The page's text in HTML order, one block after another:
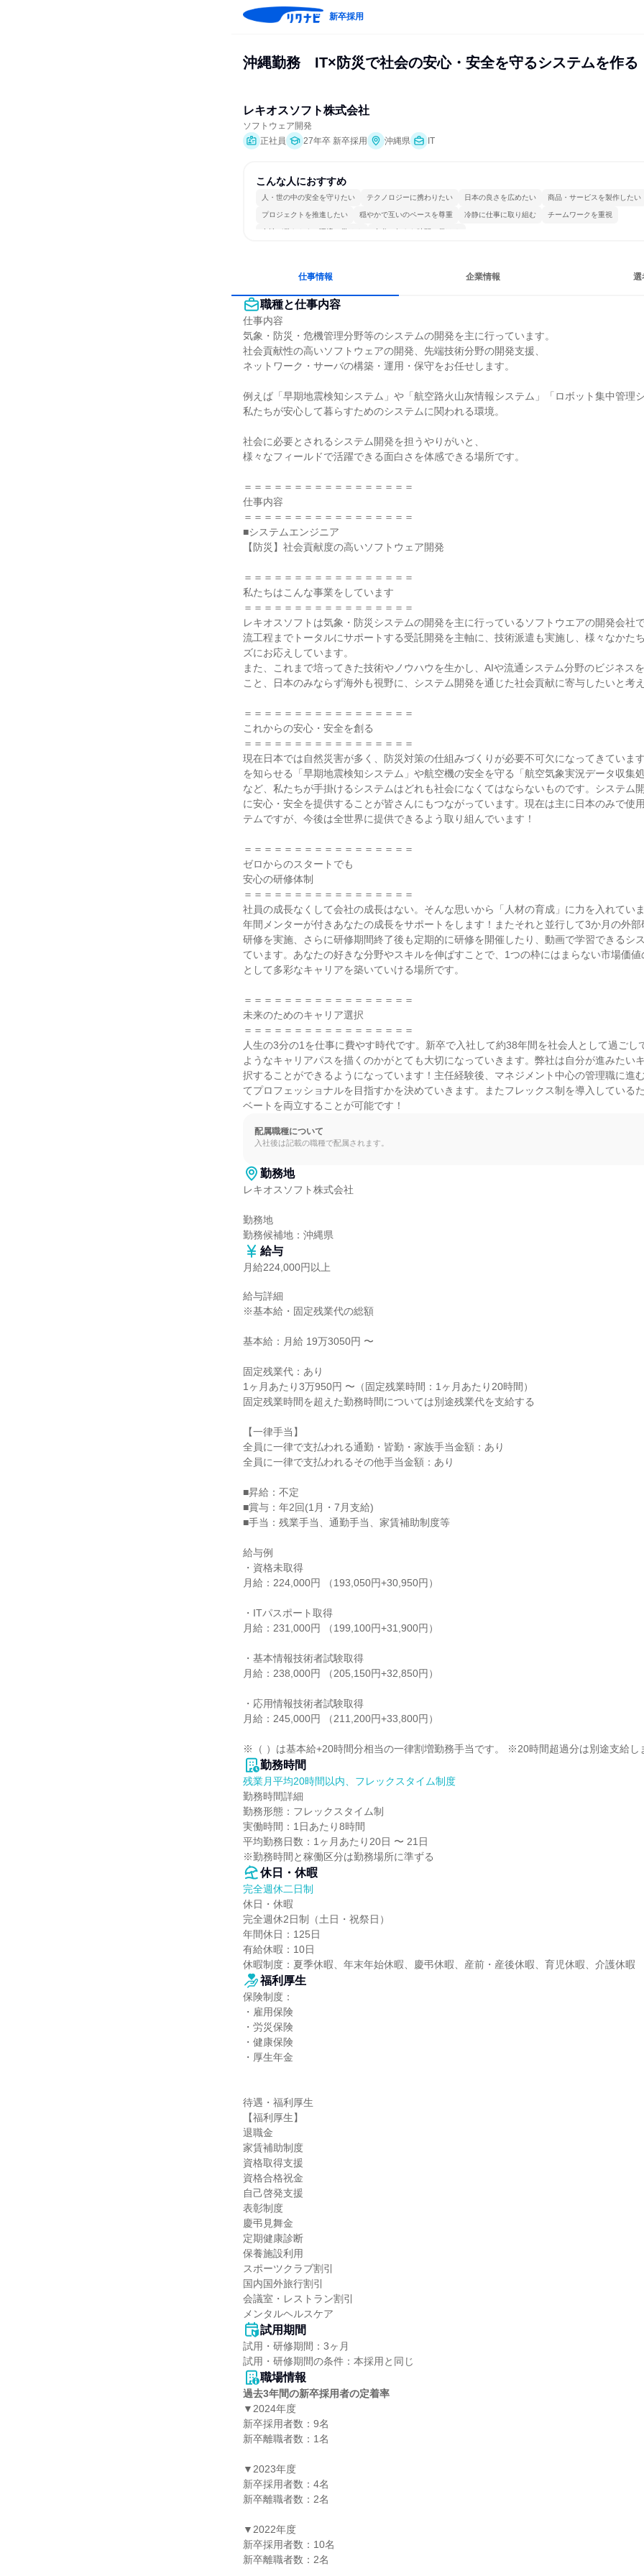
新卒採用
沖縄勤務　IT×防災で社会の安心・安全を守るシステムを作る
レキオスソフト株式会社
ソフトウェア開発
正社員
27年卒 新卒採用 沖縄県 IT
こんな人におすすめ
人・世の中の安全を守りたい テクノロジーに携わりたい 日本の良さを広めたい 商品・サービスを製作したい
プロジェクトを推進したい 穏やかで互いのペースを尊重 冷静に仕事に取り組む チームワークを重視
女性が働きやすい環境で働ける 自分の好きな時間で働ける
仕事情報 企業情報 選
職種と仕事内容
仕事内容
気象・防災・危機管理分野等のシステムの開発を主に行っています。
社会貢献性の高いソフトウェアの開発、先端技術分野の開発支援、
ネットワーク・サーバの構築・運用・保守をお任せします。
例えば「早期地震検知システム」や「航空路火山灰情報システム」「ロボット集中管理
私たちが安心して暮らすためのシステムに関われる環境。
社会に必要とされるシステム開発を担うやりがいと、
様々なフィールドで活躍できる面白さを体感できる場所です。
＝＝＝＝＝＝＝＝＝＝＝＝＝＝＝＝＝
仕事内容
＝＝＝＝＝＝＝＝＝＝＝＝＝＝＝＝＝
■システムエンジニア
【防災】社会貢献度の高いソフトウェア開発
＝＝＝＝＝＝＝＝＝＝＝＝＝＝＝＝＝
私たちはこんな事業をしています
＝＝＝＝＝＝＝＝＝＝＝＝＝＝＝＝＝
レキオスソフトは気象・防災システムの開発を主に行っているソフトウエアの開発会社
流工程までトータルにサポートする受託開発を主軸に、技術派遣も実施し、様々なかた
ズにお応えしています。
また、これまで培ってきた技術やノウハウを生かし、AIや流通システム分野のビジネス
こと、日本のみならず海外も視野に、システム開発を通じた社会貢献に寄与したいと考
＝＝＝＝＝＝＝＝＝＝＝＝＝＝＝＝＝
これからの安心・安全を創る
＝＝＝＝＝＝＝＝＝＝＝＝＝＝＝＝＝
現在日本では自然災害が多く、防災対策の仕組みづくりが必要不可欠になってきていま
を知らせる「早期地震検知システム」や航空機の安全を守る「航空気象実況データ収集
など、私たちが手掛けるシステムはどれも社会になくてはならないものです。システム
に安心・安全を提供することが皆さんにもつながっています。現在は主に日本のみで使
テムですが、今後は全世界に提供できるよう取り組んでいます！
＝＝＝＝＝＝＝＝＝＝＝＝＝＝＝＝＝
ゼロからのスタートでも
安心の研修体制
＝＝＝＝＝＝＝＝＝＝＝＝＝＝＝＝＝
社員の成長なくして会社の成長はない。そんな思いから「人材の育成」に力を入れてい
年間メンターが付きあなたの成長をサポートをします！またそれと並行して3か月の外
研修を実施、さらに研修期間終了後も定期的に研修を開催したり、動画で学習できるシ
ています。あなたの好きな分野やスキルを伸ばすことで、1つの枠にはまらない市場価
として多彩なキャリアを築いていける場所です。
＝＝＝＝＝＝＝＝＝＝＝＝＝＝＝＝＝
未来のためのキャリア選択
＝＝＝＝＝＝＝＝＝＝＝＝＝＝＝＝＝
人生の3分の1を仕事に費やす時代です。新卒で入社して約38年間を社会人として過ごし
ようなキャリアパスを描くのかがとても大切になっていきます。弊社は自分が進みたい
択することができるようになっています！主任経験後、マネジメント中心の管理職に進
てプロフェッショナルを目指すかを決めていきます。またフレックス制を導入している
ベートを両立することが可能です！
配属職種について
入社後は記載の職種で配属されます。
勤務地
レキオスソフト株式会社
勤務地
勤務候補地：沖縄県
給与
月給224,000円以上
給与詳細
※基本給・固定残業代の総額
基本給：月給 19万3050円 〜
固定残業代：あり
1ヶ月あたり3万950円 〜（固定残業時間：1ヶ月あたり20時間）
固定残業時間を超えた勤務時間については別途残業代を支給する
【一律手当】
全員に一律で支払われる通勤・皆勤・家族手当金額：あり
全員に一律で支払われるその他手当金額：あり
■昇給：不定
■賞与：年2回(1月・7月支給)
■手当：残業手当、通勤手当、家賃補助制度等
給与例
・資格未取得
月給：224,000円 （193,050円+30,950円）
・ITパスポート取得
月給：231,000円 （199,100円+31,900円）
・基本情報技術者試験取得
月給：238,000円 （205,150円+32,850円）
・応用情報技術者試験取得
月給：245,000円 （211,200円+33,800円）
※（ ）は基本給+20時間分相当の一律割増勤務手当です。 ※20時間超過分は別途支給し
勤務時間
残業月平均20時間以内、フレックスタイム制度
勤務時間詳細
勤務形態：フレックスタイム制
実働時間：1日あたり8時間
平均勤務日数：1ヶ月あたり20日 〜 21日
※勤務時間と稼働区分は勤務場所に準ずる
休日・休暇
完全週休二日制
休日・休暇
完全週休2日制（土日・祝祭日）
年間休日：125日
有給休暇：10日
休暇制度：夏季休暇、年末年始休暇、慶弔休暇、産前・産後休暇、育児休暇、介護休暇
福利厚生
保険制度：
・雇用保険
・労災保険
・健康保険
・厚生年金
待遇・福利厚生
【福利厚生】
退職金
家賃補助制度
資格取得支援
資格合格祝金
自己啓発支援
表彰制度
慶弔見舞金
定期健康診断
保養施設利用
スポーツクラブ割引
国内国外旅行割引
会議室・レストラン割引
メンタルヘルスケア
試用期間
試用・研修期間：3ヶ月
職場情報
過去3年間の新卒採用者の定着率
▼2024年度
新卒採用者数：9名
新卒離職者数：1名
▼2023年度
新卒採用者数：4名
新卒離職者数：2名
▼2022年度
新卒採用者数：10名
新卒離職者数：2名